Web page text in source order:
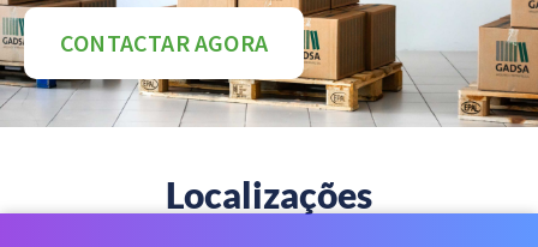
CONTACTAR AGORA
Localizações